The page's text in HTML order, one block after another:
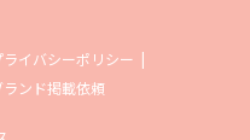
ライバシーポリシー
ランド掲載依頼